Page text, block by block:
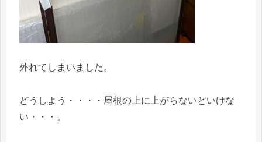
外れてしまいました。
どうしよう・・・・屋根の上に上がらないといけな
い・・・。